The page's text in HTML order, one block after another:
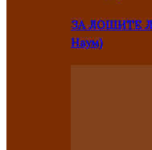
ЗА ЛОШИТЕ
Наум)